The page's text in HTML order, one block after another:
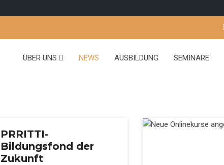
ÜBER UNS NEWS AUSBILDUNG SEMINARE
PRRITTI-
Bildungsfond der
Zukunft